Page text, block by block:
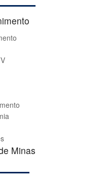
Minas